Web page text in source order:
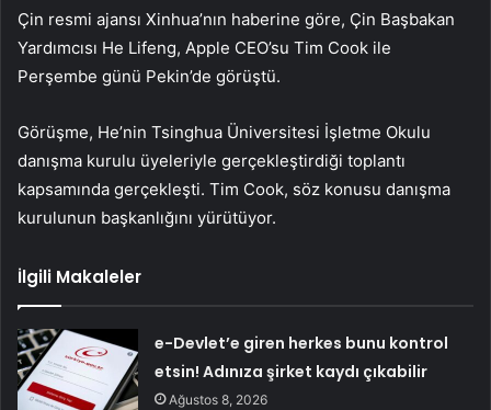
Çin resmi ajansı Xinhua’nın haberine göre, Çin Başbakan
Yardımcısı He Lifeng, Apple CEO’su Tim Cook ile
Perşembe günü Pekin’de görüştü.
Görüşme, He’nin Tsinghua Üniversitesi İşletme Okulu
danışma kurulu üyeleriyle gerçekleştirdiği toplantı
kapsamında gerçekleşti. Tim Cook, söz konusu danışma
kurulunun başkanlığını yürütüyor.
İlgili Makaleler
e-Devlet’e giren herkes bunu kontrol
etsin! Adınıza şirket kaydı çıkabilir
Ağustos 8, 2026